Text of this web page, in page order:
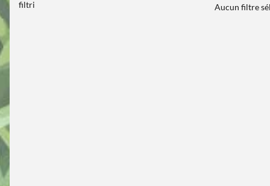
filtri Aucun filtre